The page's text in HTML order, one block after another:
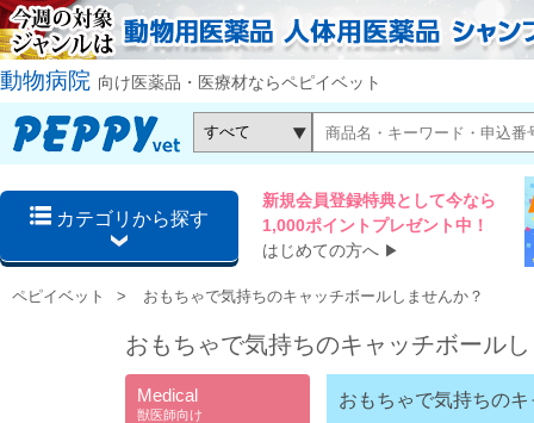
動物病院 向け医薬品・医療材ならペピイベット
カテゴリから探す
新規会員登録特典として今なら
1,000ポイントプレゼント中！
はじめての方へ ▶
ペピイベット おもちゃで気持ちのキャッチボールしませんか？
おもちゃで気持ちのキャッチボール
Medical
獣医師向け
おもちゃで気持ちの